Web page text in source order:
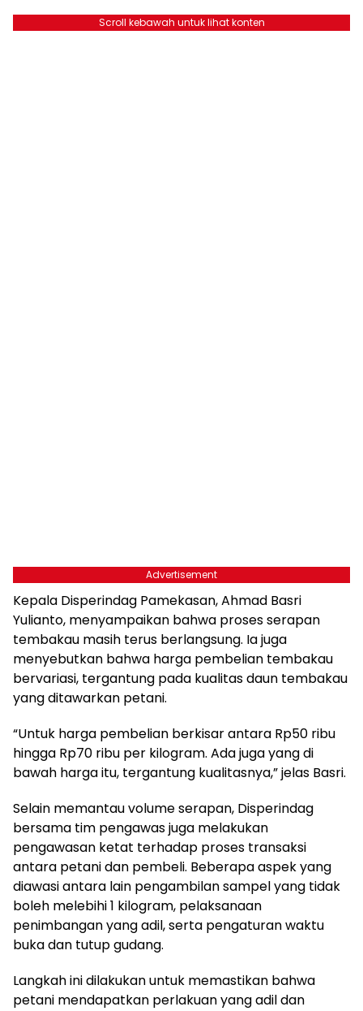
Scroll kebawah untuk lihat konten
Advertisement
Kepala Disperindag Pamekasan, Ahmad Basri
Yulianto, menyampaikan bahwa proses serapan
tembakau masih terus berlangsung. Ia juga
menyebutkan bahwa harga pembelian tembakau
bervariasi, tergantung pada kualitas daun tembakau
yang ditawarkan petani.
“Untuk harga pembelian berkisar antara Rp50 ribu
hingga Rp70 ribu per kilogram. Ada juga yang di
bawah harga itu, tergantung kualitasnya,” jelas Basri.
Selain memantau volume serapan, Disperindag
bersama tim pengawas juga melakukan
pengawasan ketat terhadap proses transaksi
antara petani dan pembeli. Beberapa aspek yang
diawasi antara lain pengambilan sampel yang tidak
boleh melebihi 1 kilogram, pelaksanaan
penimbangan yang adil, serta pengaturan waktu
buka dan tutup gudang.
Langkah ini dilakukan untuk memastikan bahwa
petani mendapatkan perlakuan yang adil dan